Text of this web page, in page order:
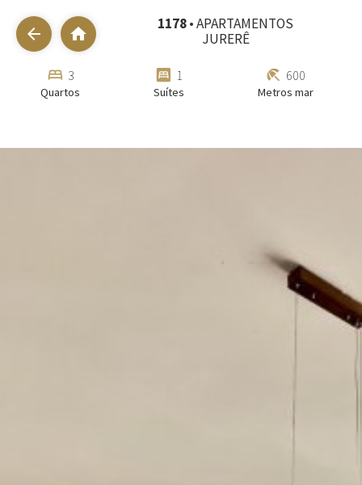
arrow_back home
1178• APARTAMENTOS
JURERÊ
bed 3
Quartos
bedroom_parent 1
Suítes
beach_access 600
Metros mar